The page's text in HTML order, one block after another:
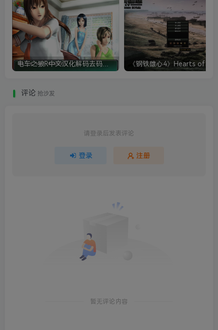
电车之狼R中文汉化解码去码硬盘完整破解版+MOD特典+全CG存档+攻略|修复卡顿
评论 抢沙发
请登录后发表评论
登录 注册
暂无评论内容